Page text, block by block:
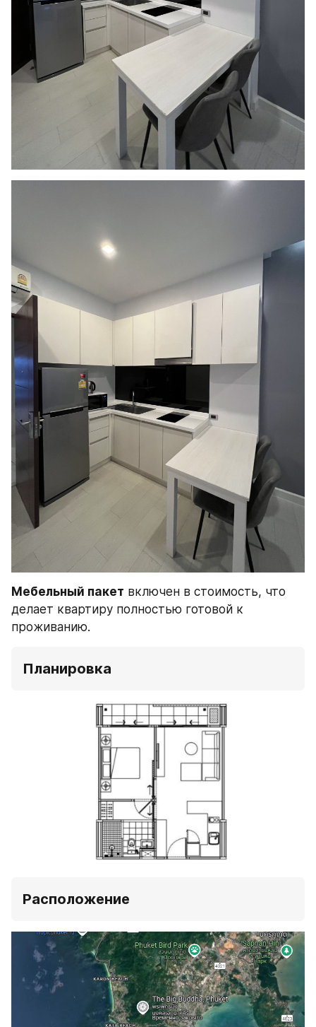
Мебельный пакет включен в стоимость, что
делает квартиру полностью готовой к
проживанию.
Планировка
Расположение